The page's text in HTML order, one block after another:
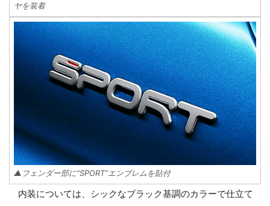
ヤを装着
▲フェンダー部に“SPORT”エンブレムを貼付
内装については、シックなブラック基調のカラーで仕立て